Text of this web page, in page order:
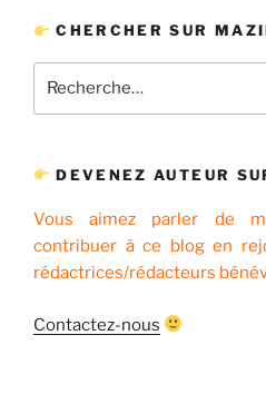
CHERCHER SUR
pour
DEVENEZ AUTEUR
Vous aimez parler de
contribuer à ce blog en
rédactrices/rédacteurs
Contactez-nous